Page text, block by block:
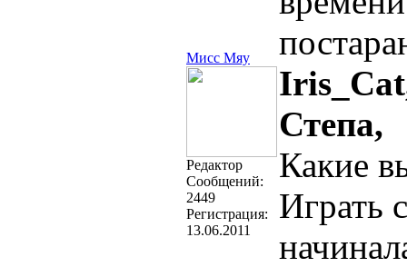
Мисс Мяу
Редактор
Cообщений:
2449
Регистрация:
13.06.2011
Степа,
Какие
Играть